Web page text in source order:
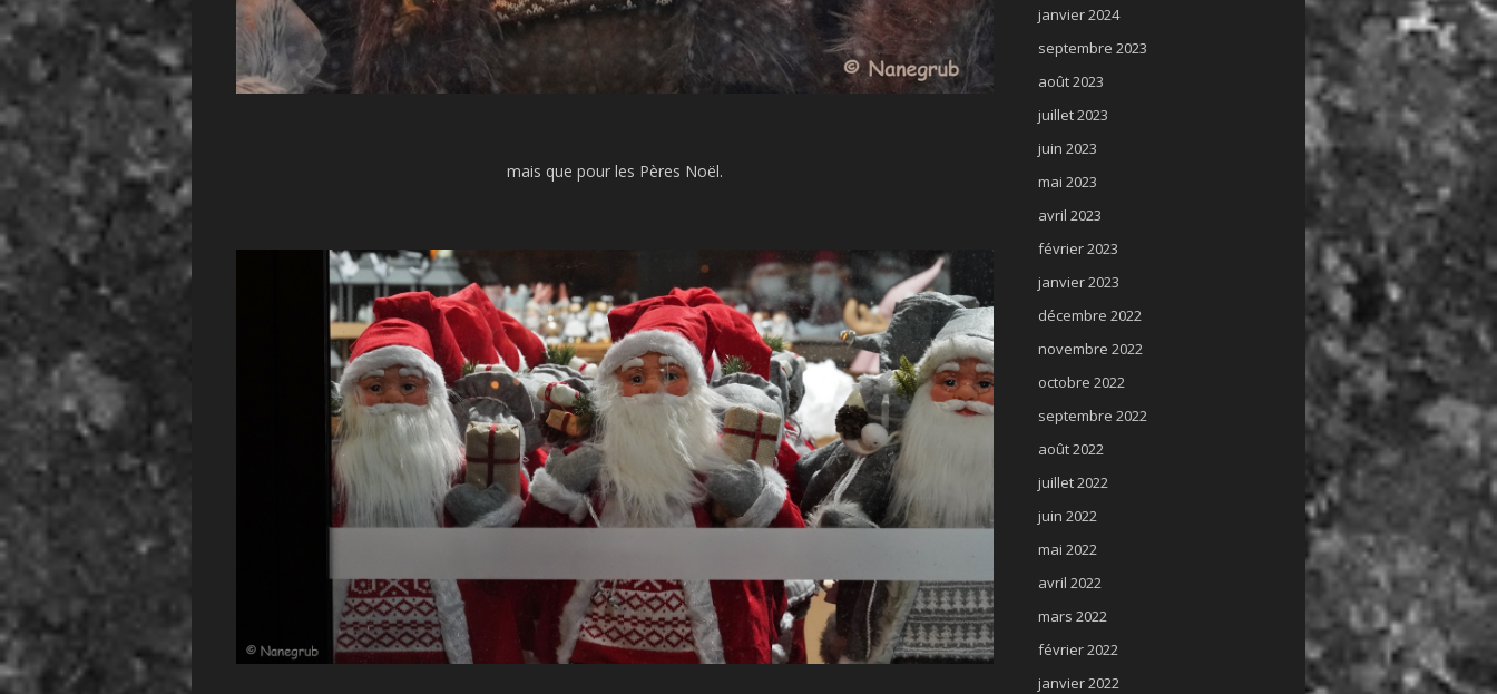
mais que pour les Pères Noël.
janvier 2024
septembre 2023
août 2023
juillet 2023
juin 2023
mai 2023
avril 2023
février 2023
janvier 2023
décembre 2022
novembre 2022
octobre 2022
septembre 2022
août 2022
juillet 2022
juin 2022
mai 2022
avril 2022
mars 2022
février 2022
janvier 2022